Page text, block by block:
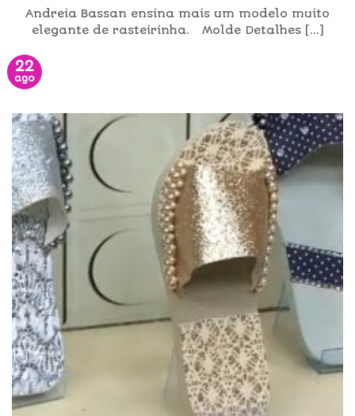
Andreia Bassan ensina mais um modelo muito
elegante de rasteirinha. Molde Detalhes [...]
22
ago